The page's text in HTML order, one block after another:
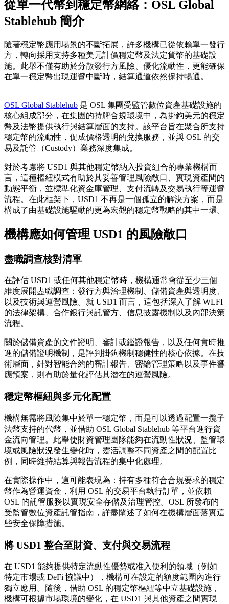
從單一代幣到穩定幣網絡：OSL Global
Stablehub 簡介
隨著穩定幣應用場景的不斷拓展，許多機構已從依賴單一發行
方，轉向採用支持多種美元計價穩定幣及法定貨幣的基礎設
施。此舉不僅有助於分散發行方風險、優化流動性，更能確保
在單一穩定幣出現運營中斷時，結算通道依然保持暢通。
OSL Global Stablehub 是 OSL 集團受監管數位資產基礎設施的
核心組成部分，在集團的持牌合規環境中，為掛鉤美元的穩定
幣及法幣提供執行與結算層面的支持。該平台旨在聚合所支持
穩定幣的流動性，促成價格透明的兌換服務，並與 OSL 的交
易及託管（Custody）業務深度集成。
對於考慮將 USD1 與其他穩定幣納入投資組合的專業機構而
言，這種樞紐模式有助於其妥善管理風險敞口、實現資產間的
動態平衡，並標準化資金庫管理、支付流轉及交易執行等運營
流程。在此框架下，USD1 不再是一個孤立的解決方案，而是
構成了由基礎設施驅動的更為宏觀的穩定幣戰略的其中一環。
機構應如何管理 USD1 的風險敞口
盡職調查核對清單
在評估 USD1 或任何其他穩定幣時，機構通常會從至少三個
維度展開盡職調查：發行方與治理機制、儲備資產與透明度、
以及技術與運營風險。就 USD1 而言，這包括深入了解 WLFI
的法律架構、合作銀行與託管方、信息披露機制以及內部決策
流程。
關於儲備資產的文件證明、審計或鑑證報告，以及任何實時推
進的儲備證明機制，是評判掛鉤機制穩健性的核心依據。在技
術層面，針對智能合約的審計報告、密鑰管理策略以及事件響
應預案，則有助於量化評估其潛在的運營風險。
穩定幣樞紐與多元化配置
機構無需將風險集中於單一穩定幣，而是可以透過配置一攬子
法幣支持的代幣，並借助 OSL Global Stablehub 等平台進行資
金流向管理。此舉使財資管理團隊能夠在流動性狀況、監管環
境或風險狀況發生變化時，靈活調整不同資產之間的配置比
例，同時維持結算與報告流程的集中化處理。
在實際操作中，這可能表現為：持有多種符合合規要求的穩定
幣作為營運資金，利用 OSL 的交易平台執行訂單，並依賴
OSL 的託管服務以實現安全存儲及治理管控。OSL 所發布的
受監管數位資產託管指南，詳盡闡述了如何在機構層面落實這
些安全保障措施。
將 USD1 整合至財資、支付與交易流程
在 USD1 能夠提供特定流動性優勢或准入便利的領域（例如
特定市場或 DeFi 協議中），機構可在設定的額度範圍內進行
獨立應用。隨後，借助 OSL 的穩定幣樞紐等中立基礎設施，
機構可根據市場環境的變化，在 USD1 與其他資產之間實現